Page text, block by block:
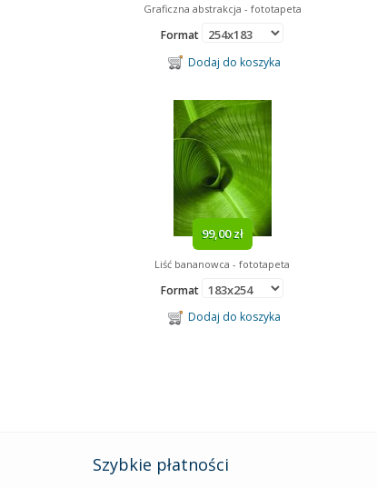
Graficzna abstrakcja - fototapeta
Format
Dodaj do koszyka
99,00 zł
Liść bananowca - fototapeta
Format
Dodaj do koszyka
Szybkie płatności